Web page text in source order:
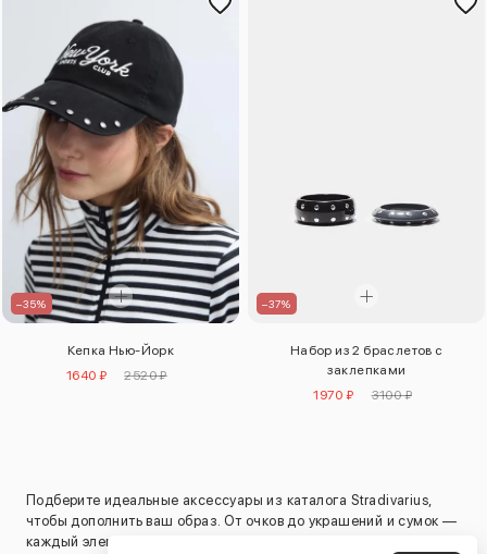
–35%
Кепка Нью-Йорк
1640 ₽
2520 ₽
–37%
Набор из 2 браслетов с
заклепками
1970 ₽
3100 ₽
Подберите идеальные аксессуары из каталога Stradivarius,
чтобы дополнить ваш образ. От очков до украшений и сумок —
каждый элемент отличается качеством и стилем.